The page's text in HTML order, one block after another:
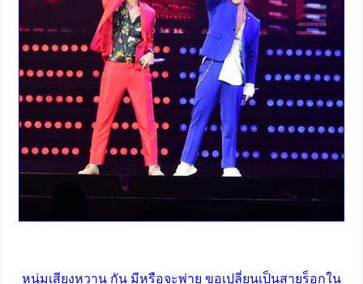
หนุ่มเสียงหวาน กัน มีหรือจะพ่าย ขอเปลี่ยนเป็นสายร็อกใน